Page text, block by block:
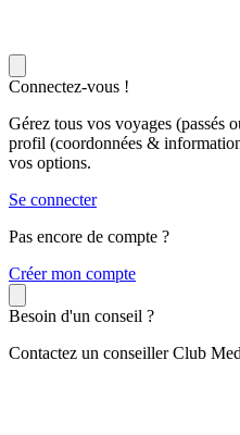
Connectez-vous !
Gérez tous vos voyages (passés
profil (coordonnées &
vos options.
Se connecter
Pas encore de compte ?
Créer mon compte
Besoin d'un conseil ?
Contactez un conseiller Club Med